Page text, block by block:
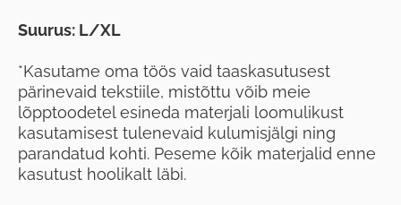
Suurus: L/XL
*Kasutame oma töös vaid taaskasutusest
pärinevaid tekstiile, mistõttu võib meie
lõpptoodetel esineda materjali loomulikust
kasutamisest tulenevaid kulumisjälgi ning
parandatud kohti. Peseme kõik materjalid enne
kasutust hoolikalt läbi.